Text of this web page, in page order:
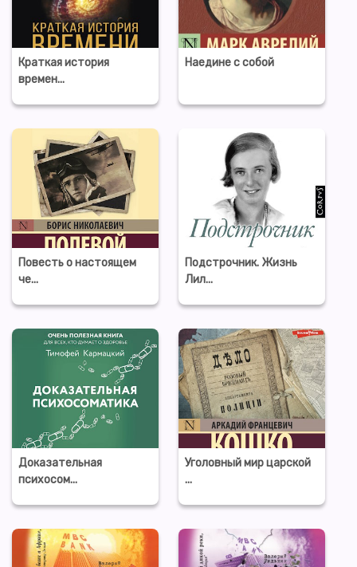
Краткая история
времен...
Наедине с собой
Повесть о настоящем
че...
Подстрочник. Жизнь
Лил...
Доказательная
психосом...
Уголовный мир царской
...